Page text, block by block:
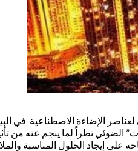
الإضاءة الاصطناعية في
الضوئي نظراً لما ينجم عنه من
على إيجاد الحلول المناسبة